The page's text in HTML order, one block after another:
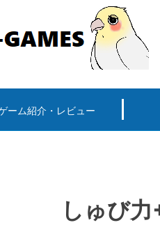
ーム紹介・レビュー
しゅび